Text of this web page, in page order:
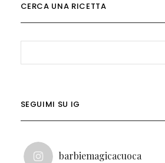
CERCA UNA RICETTA
SEGUIMI SU IG
barbiemagicacuoca